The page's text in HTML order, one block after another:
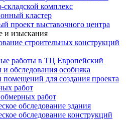
складской комплекс
кластер
проект выставочного центра
и изыскания
строительных конструкций
работы в ТЦ Европейский
обследования особняка
для создания проекта
работ
работ
обследование здания
обследование конструкций